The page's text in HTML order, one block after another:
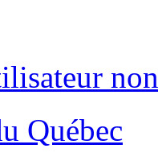
Québec